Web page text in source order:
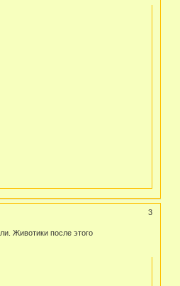
3
Животики после этого